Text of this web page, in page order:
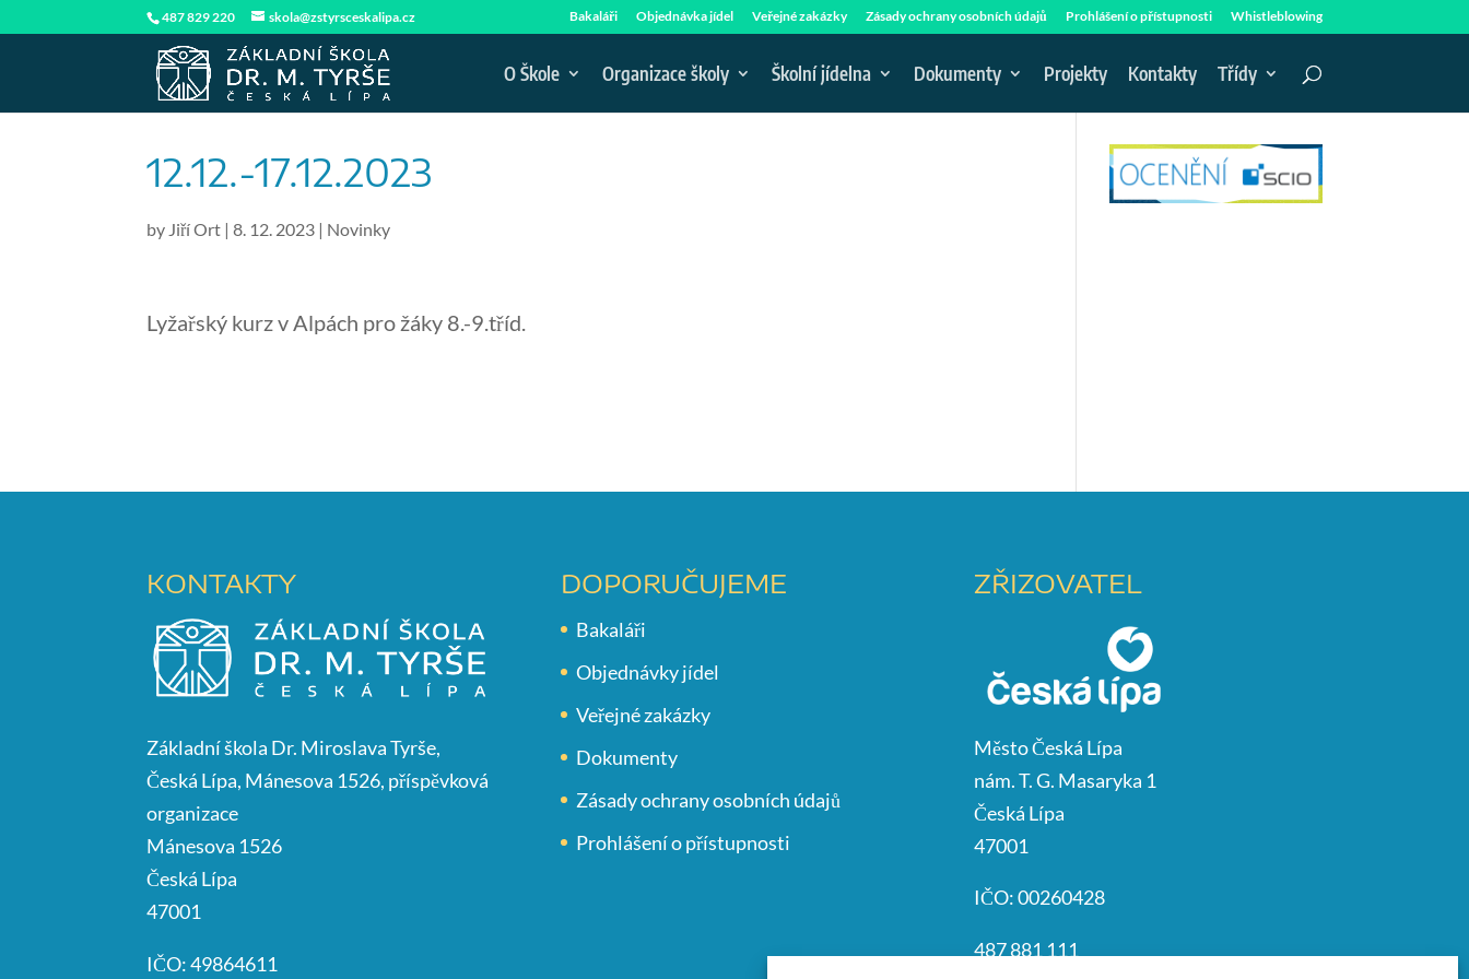
487 829 220 skola@zstyrsceskalipa.cz Bakaláři Objednávka jídel Veřejné zakázky Zásady ochrany osobních údajů Prohlášení o přístupnosti Whistleblowing
O Škole Organizace školy Školní jídelna Dokumenty Projekty Kontakty Třídy
12.12.-17.12.2023
by Jiří Ort |8. 12. 2023 | Novinky
Lyžařský kurz v Alpách pro žáky 8.-9.tříd.
KONTAKTY
Základní škola Dr. Miroslava Tyrše,
Česká Lípa, Mánesova 1526, příspěvková
organizace
Mánesova 1526
Česká Lípa
47001
IČO: 49864611
DOPORUČUJEME
Bakaláři
Objednávky jídel
Veřejné zakázky
Dokumenty
Zásady ochrany osobních údajů
Prohlášení o přístupnosti
ZŘIZOVATEL
Město Česká Lípa
nám. T. G. Masaryka 1
Česká Lípa
47001
IČO: 00260428
487 881 111